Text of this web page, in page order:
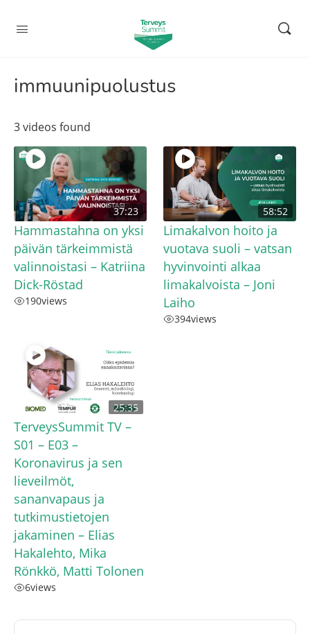
immuunipuolustus
3 videos found
37:23
Hammastahna on yksi
päivän tärkeimmistä
valinnoistasi – Katriina
Dick-Röstad
190views
58:52
Limakalvon hoito ja
vuotava suoli – vatsan
hyvinvointi alkaa
limakalvoista – Joni
Laiho
394views
25:35
TerveysSummit TV –
S01 – E03 –
Koronavirus ja sen
lieveilmöt,
sananvapaus ja
tutkimustietojen
jakaminen – Elias
Hakalehto, Mika
Rönkkö, Matti Tolonen
6views